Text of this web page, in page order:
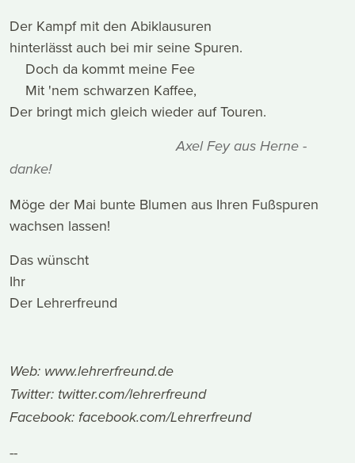
Der Kampf mit den Abiklausuren
hinterlässt auch bei mir seine Spuren.
Doch da kommt meine Fee
Mit 'nem schwarzen Kaffee,
Der bringt mich gleich wieder auf Touren.
Axel Fey aus Herne -
danke!
Möge der Mai bunte Blumen aus Ihren Fußspuren
wachsen lassen!
Das wünscht
Ihr
Der Lehrerfreund
Web: www.lehrerfreund.de
Twitter: twitter.com/lehrerfreund
Facebook: facebook.com/Lehrerfreund
--